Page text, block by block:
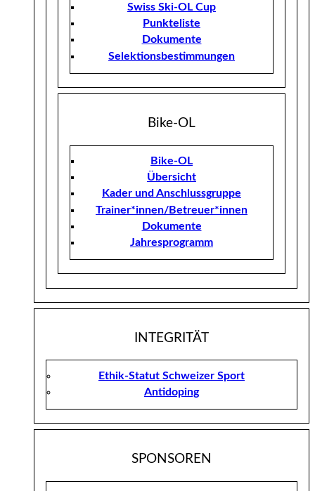
Swiss Ski-OL Cup
Punkteliste
Dokumente
Selektionsbestimmungen
Bike-OL
Bike-OL
Übersicht
Kader und Anschlussgruppe
Trainer*innen/Betreuer*innen
Dokumente
Jahresprogramm
INTEGRITÄT
Ethik-Statut Schweizer Sport
Antidoping
SPONSOREN